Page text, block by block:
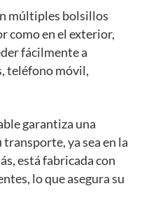
múltiples bolsillos
como en el exterior,
fácilmente a
teléfono móvil,
garantiza una
ya sea en la
está fabricada con
lo que asegura su